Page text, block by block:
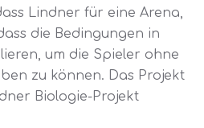
Lindner für eine Arena,
die Bedingungen in
um die Spieler ohne
zu können. Das Projekt
Biologie-Projekt